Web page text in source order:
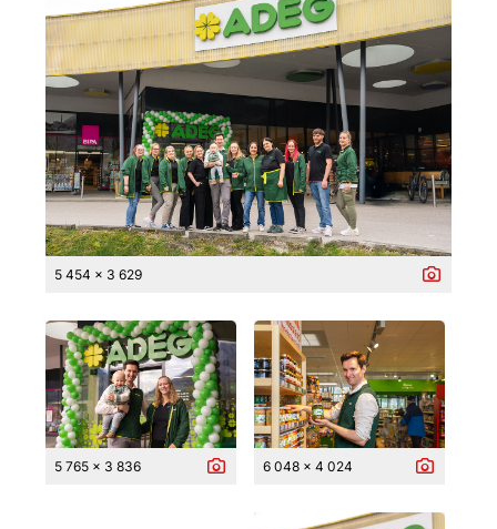
5 454 x 3 629
5 765 x 3 836 6 048 x 4 024